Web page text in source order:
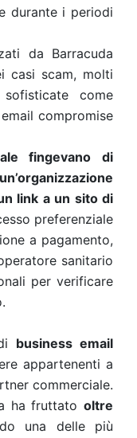
durante i periodi
da Barracuda
casi scam, molti
come
compromise
fingevano di
link a un sito di
preferenziale
a pagamento,
sanitario
per verificare
business email
appartenenti a
commerciale.
ha fruttato oltre
una delle più